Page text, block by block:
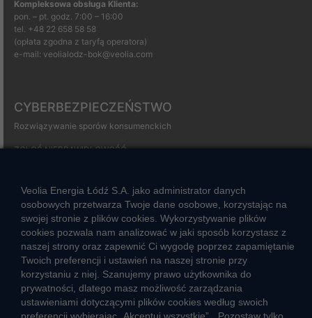
Kompleksowa obsługa Klienta:
pon. – pt. godz. 7:00 – 16:00
tel. +48 22 658 58 58
(opłata zgodna z taryfą operatora)
e-mail: veolialodz-bok@veolia.com
CYBERBEZPIECZEŃSTWO
Rozwiązywanie sporów konsumenckich
ZGŁOŚ NIEPRAWIDŁOWOŚĆ
CIEPŁO SYSTEMOWE
Zalety ciepła systemowego
Ciepło przez cały rok
Usługi okołociepłownicze
Informacje ciepła systemowego
Veolia Energia Łódź S.A. jako administrator danych
osobowych przetwarza Twoje dane osobowe, korzystając na
swojej stronie z plików cookies. Wykorzystywanie plików
cookies pozwala nam analizować w jaki sposób korzystasz z
naszej strony oraz zapewnić Ci wygodę poprzez zapamiętanie
Twoich preferencji i ustawień na naszej stronie przy
korzystaniu z niej. Szanujemy prawo użytkownika do
prywatności, dlatego masz możliwość zarządzania
ustawieniami dotyczącymi plików cookies według swoich